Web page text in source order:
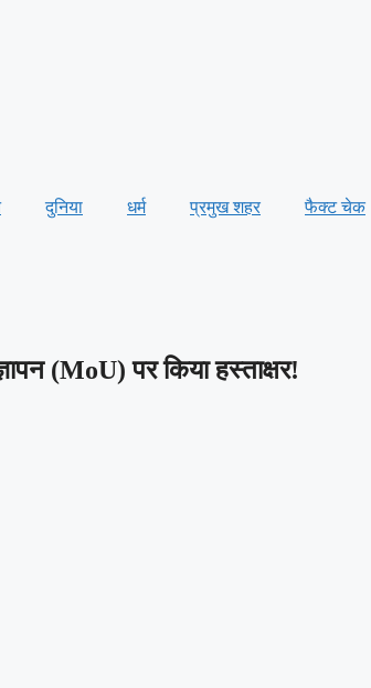
दुनिया धर्म प्रमुख शहर फैक्ट चेक
(MoU) पर किया हस्ताक्षर!